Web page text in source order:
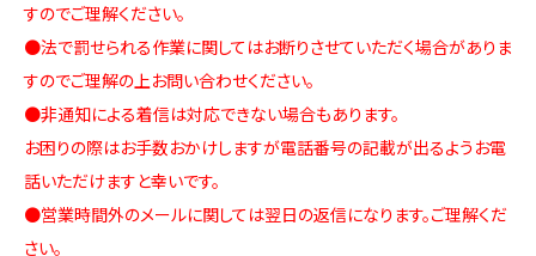
すのでご理解ください。
●法で罰せられる作業に関してはお断りさせていただく場合がありま
すのでご理解の上お問い合わせください。
●非通知による着信は対応できない場合もあります。
お困りの際はお手数おかけしますが電話番号の記載が出るようお電
話いただけますと幸いです。
●営業時間外のメールに関しては翌日の返信になります。ご理解くだ
さい。